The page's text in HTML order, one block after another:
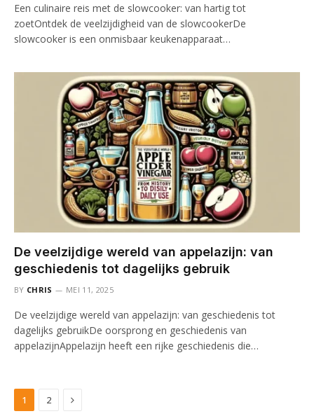
Een culinaire reis met de slowcooker: van hartig tot
zoetOntdek de veelzijdigheid van de slowcookerDe
slowcooker is een onmisbaar keukenapparaat…
De veelzijdige wereld van appelazijn: van
geschiedenis tot dagelijks gebruik
BY CHRIS MEI 11, 2025
De veelzijdige wereld van appelazijn: van geschiedenis tot
dagelijks gebruikDe oorsprong en geschiedenis van
appelazijnAppelazijn heeft een rijke geschiedenis die…
1 2 Next